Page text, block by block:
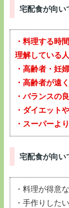
宅配食が向い
・料理する時
理解している人
・高齢者・妊
・高齢者が遠
・バランスの
・ダイエット
・スーパーよ
宅配食が向い
・料理が得意
・手作りした